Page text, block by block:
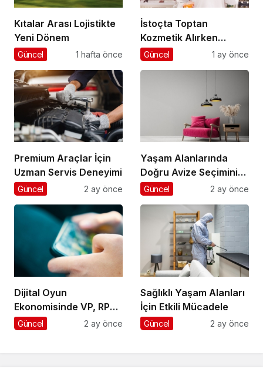
Kıtalar Arası Lojistikte
Yeni Dönem
Güncel 1 hafta önce
İstoçta Toptan
Kozmetik Alırken
Nelere Dikkat Edilmeli
Güncel 1 ay önce
Premium Araçlar İçin
Uzman Servis Deneyimi
Güncel 2 ay önce
Yaşam Alanlarında
Doğru Avize Seçiminin
Önemi
Güncel 2 ay önce
Dijital Oyun
Ekonomisinde VP, RP
ve UC Rehberi
Güncel 2 ay önce
Sağlıklı Yaşam Alanları
İçin Etkili Mücadele
Güncel 2 ay önce